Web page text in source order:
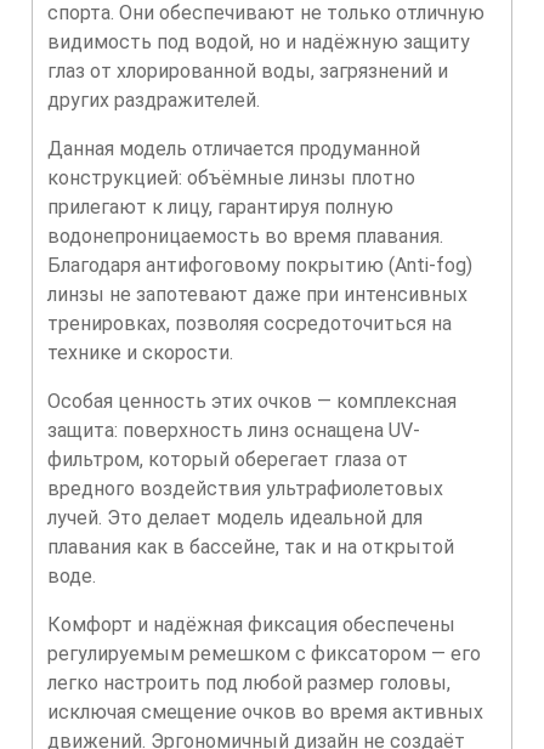
спорта. Они обеспечивают не только отличную
видимость под водой, но и надёжную защиту
глаз от хлорированной воды, загрязнений и
других раздражителей.
Данная модель отличается продуманной
конструкцией: объёмные линзы плотно
прилегают к лицу, гарантируя полную
водонепроницаемость во время плавания.
Благодаря антифоговому покрытию (Anti-fog)
линзы не запотевают даже при интенсивных
тренировках, позволяя сосредоточиться на
технике и скорости.
Особая ценность этих очков — комплексная
защита: поверхность линз оснащена UV-
фильтром, который оберегает глаза от
вредного воздействия ультрафиолетовых
лучей. Это делает модель идеальной для
плавания как в бассейне, так и на открытой
воде.
Комфорт и надёжная фиксация обеспечены
регулируемым ремешком с фиксатором — его
легко настроить под любой размер головы,
исключая смещение очков во время активных
движений. Эргономичный дизайн не создаёт